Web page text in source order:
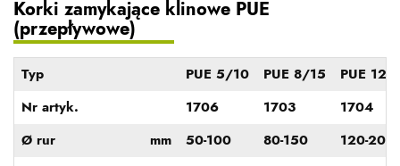
Korki zamykające klinowe PUE
(przepływowe)
Typ PUE 5/10 PUE 8/15 PUE 12/
Nr artyk. 1706 1703 1704
Ø rur mm 50-100 80-150 120-200